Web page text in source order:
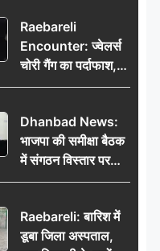
Raebareli
Encounter: ज्वेलर्स
चोरी गैंग का पर्दाफाश,
पुलिस मुठभेड़ में दो
किलो चांदी बरामद
Dhanbad News:
भाजपा की समीक्षा बैठक
में संगठन विस्तार पर
मंथन, बीडीओ से
जनसमस्याओं का विवरण
Raebareli: बारिश में
डूबा जिला अस्पताल,